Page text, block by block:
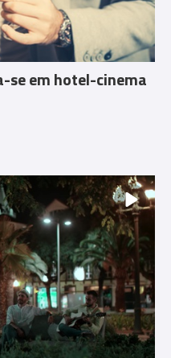
se em hotel-cinema